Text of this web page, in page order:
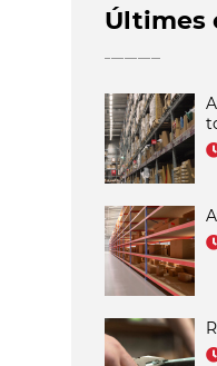
Últimes